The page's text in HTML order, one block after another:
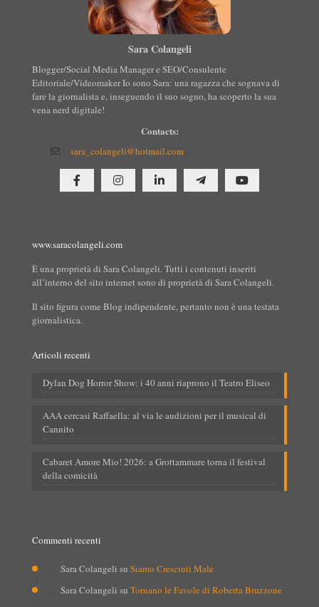
Sara Colangeli
Blogger/Social Media Manager e SEO/Consulente
Editoriale/Videomaker Io sono Sara: una ragazza che sognava di
fare la giornalista e, inseguendo il suo sogno, ha scoperto la sua
vena nerd digitale!
Contacts:
sara_colangeli@hotmail.com
www.saracolangeli.com
È una proprietà di Sara Colangeli. Tutti i contenuti inseriti
all’interno del sito internet sono di proprietà di Sara Colangeli.
Il sito figura come Blog indipendente, pertanto non è una testata
giornalistica.
Articoli recenti
Dylan Dog Horror Show: i 40 anni riaprono il Teatro Eliseo
AAA cercasi Raffaella: al via le audizioni per il musical di
Cannito
Cabaret Amore Mio! 2026: a Grottammare torna il festival
della comicità
Commenti recenti
Sara Colangeli su Siamo Cresciuti Male
Sara Colangeli su Tornano le Favole di Roberta Bruzzone